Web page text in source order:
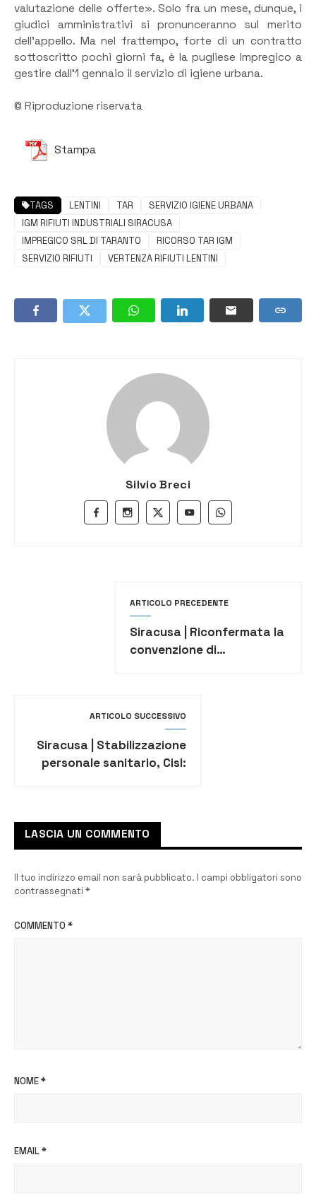
valutazione delle offerte». Solo fra un mese, dunque, i
giudici amministrativi si pronunceranno sul merito
dell’appello. Ma nel frattempo, forte di un contratto
sottoscritto pochi giorni fa, è la pugliese Impregico a
gestire dall’1 gennaio il servizio di igiene urbana.
© Riproduzione riservata
Stampa
TAGS LENTINI TAR
SERVIZIO IGIENE URBANA
IGM RIFIUTI INDUSTRIALI SIRACUSA
IMPREGICO SRL DI TARANTO
RICORSO TAR IGM
SERVIZIO RIFIUTI
VERTENZA RIFIUTI LENTINI
Silvio Breci
ARTICOLO PRECEDENTE
Siracusa | Riconfermata la
convenzione di
ARTICOLO SUCCESSIVO
Siracusa | Stabilizzazione
personale sanitario, Cisl:
LASCIA UN COMMENTO
Il tuo indirizzo email non sarà pubblicato. I campi obbligatori sono
contrassegnati *
COMMENTO *
NOME*
EMAIL*